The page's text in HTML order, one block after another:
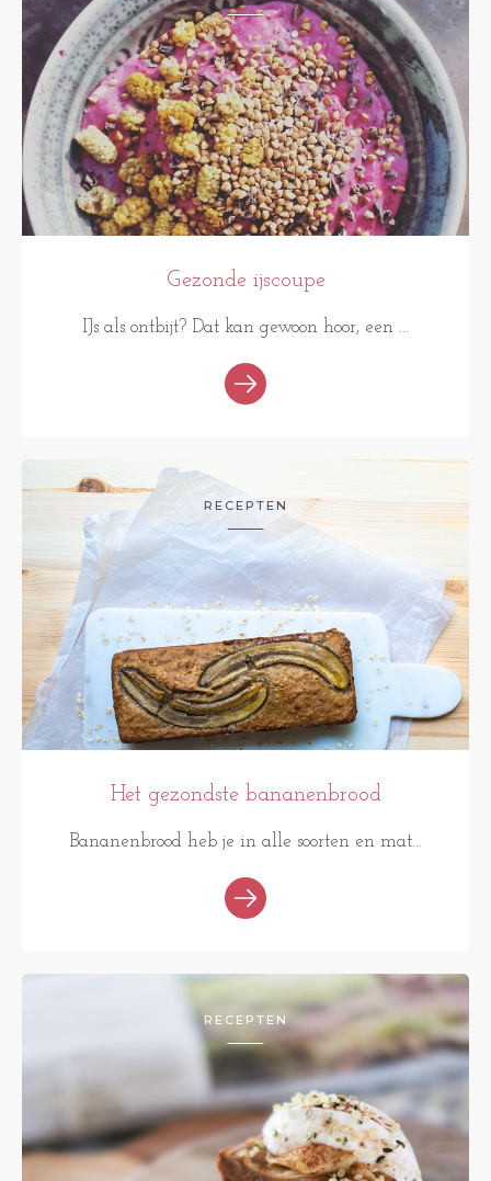
Gezonde ijscoupe
IJs als ontbijt? Dat kan gewoon hoor, een ...
RECEPTEN
Het gezondste bananenbrood
Bananenbrood heb je in alle soorten en mat...
RECEPTEN